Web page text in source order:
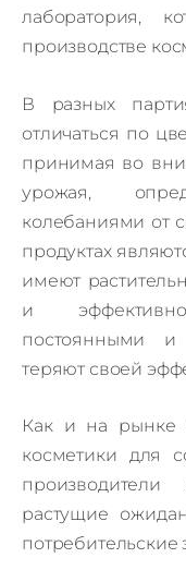
лаборатория,
производстве
В разных
отличаться по
принимая во
урожая,
колебаниями от
продуктах
имеют
и
постоянными и
теряют своей
Как и на рынке
косметики для
растущие
потребительские